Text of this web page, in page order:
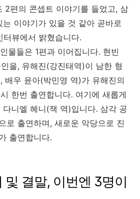
2편의 콘셉트 이야기를 들었고, 삼
이야기가 있을 것 같아 곧바로
터뷰에서 밝혔습니다.
물들은 1편과 이어집니다. 현빈
을, 유해진(강진태역)이 남한 형
, 배우 윤아(박민영 역)가 유해진의
한번 출연합니다. 여기에 새롭게
니엘 헤니(잭 역)입니다. 삼각 공
로 출연하며, 새로운 악당으로 진
출연합니다.
및 결말, 이번엔 3명이